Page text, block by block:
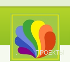
. . .
. ПРОЕКТЫ